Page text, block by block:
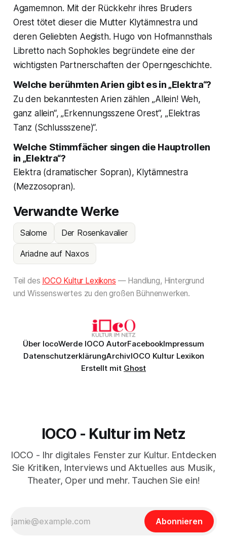
Agamemnon. Mit der Rückkehr ihres Bruders
Orest tötet dieser die Mutter Klytämnestra und
deren Geliebten Aegisth. Hugo von Hofmannsthals
Libretto nach Sophokles begründete eine der
wichtigsten Partnerschaften der Operngeschichte.
Welche berühmten Arien gibt es in „Elektra“?
Zu den bekanntesten Arien zählen „Allein! Weh,
ganz allein“, „Erkennungsszene Orest“, „Elektras
Tanz (Schlussszene)“.
Welche Stimmfächer singen die Hauptrollen
in „Elektra“?
Elektra (dramatischer Sopran), Klytämnestra
(Mezzosopran).
Verwandte Werke
Salome Der Rosenkavalier
Ariadne auf Naxos
Teil des IOCO Kultur Lexikons — Handlung, Hintergrund
und Wissenswertes zu den großen Bühnenwerken.
Über IocoWerde IOCO AutorFacebookImpressum
DatenschutzerklärungArchivIOCO Kultur Lexikon
Erstellt mit Ghost
IOCO - Kultur im Netz
IOCO - Ihr digitales Fenster zur Kultur. Entdecken
Sie Kritiken, Interviews und Aktuelles aus Musik,
Theater, Oper und mehr. Tauchen Sie ein!
Abonnieren